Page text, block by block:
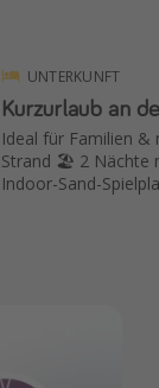
UNTERKUNFT
Kurzurlaub an
Ideal für Familien
Strand 🏖️ 2 Nächte
Indoor-Sand-